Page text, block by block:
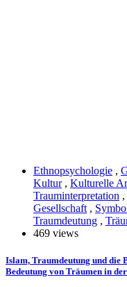
Ethnopsychologie ,
Kultur, Kulturelle
Trauminterpretation ,
Gesellschaft ,
Traumdeutung ,
469 views
Islam, Traumdeutung und die
Bedeutung von Träumen in